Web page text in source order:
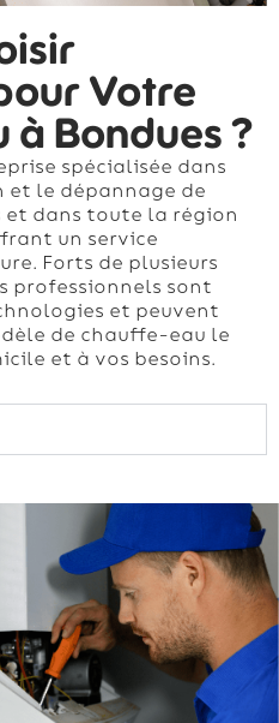
Votre
Bondues ?
spécialisée dans
et le dépannage de
et dans toute la région
un service
Forts de plusieurs
professionnels sont
et peuvent
de chauffe-eau le
et à vos besoins.